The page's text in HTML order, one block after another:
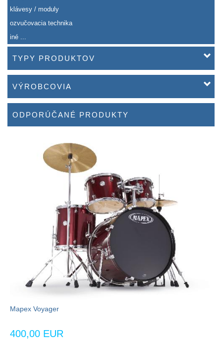
klávesy / moduly
ozvučovacia technika
iné ...
TYPY PRODUKTOV
VÝROBCOVIA
ODPORÚČANÉ PRODUKTY
Mapex Voyager
400,00 EUR